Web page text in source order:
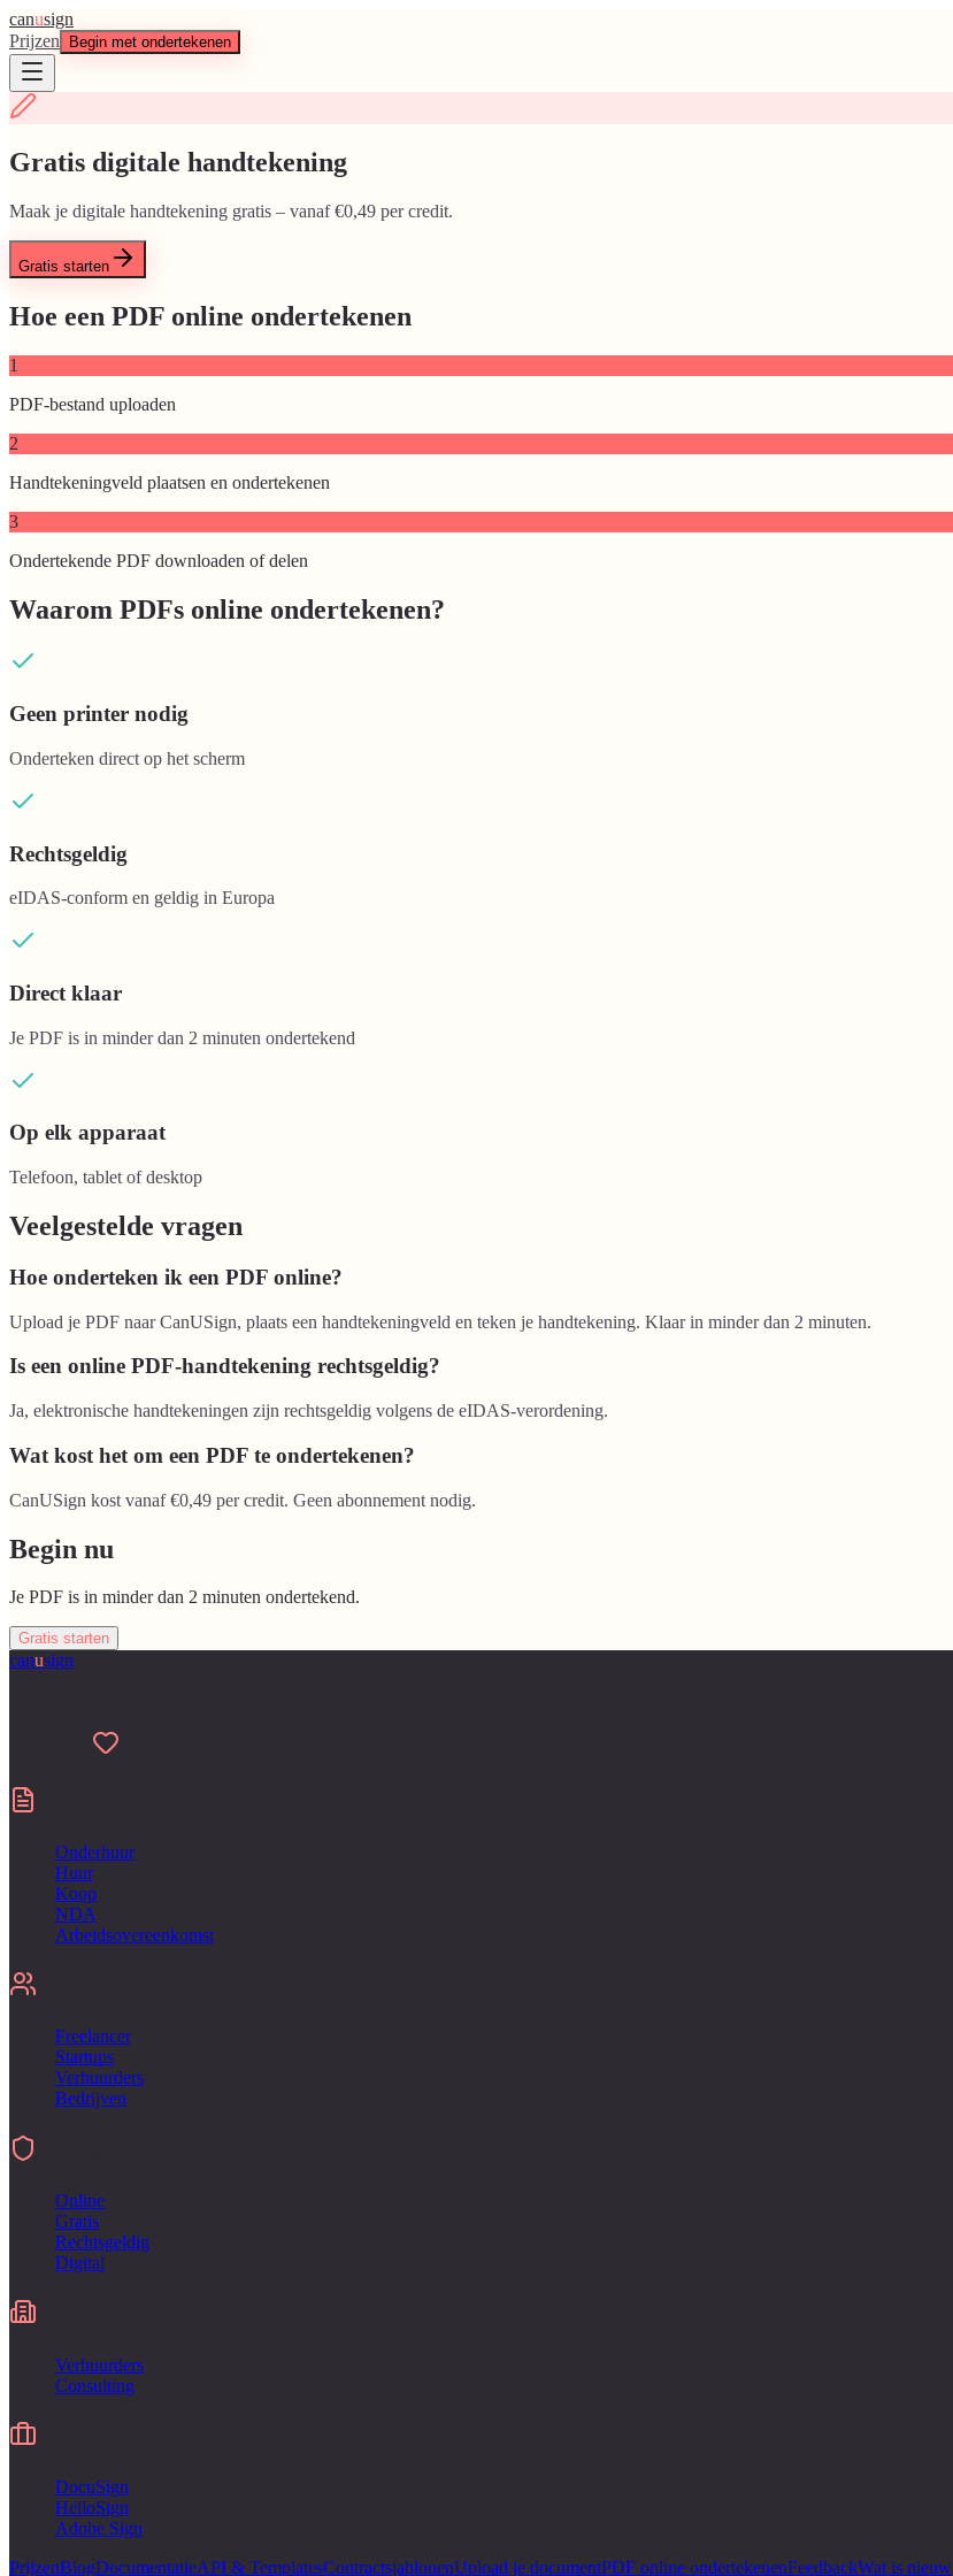
canusign
Prijzen
Begin met ondertekenen
Gratis digitale handtekening
Maak je digitale handtekening gratis – vanaf €0,49 per credit.
Gratis starten
Hoe een PDF online ondertekenen
1
PDF-bestand uploaden
2
Handtekeningveld plaatsen en ondertekenen
3
Ondertekende PDF downloaden of delen
Waarom PDFs online ondertekenen?
Geen printer nodig
Onderteken direct op het scherm
Rechtsgeldig
eIDAS-conform en geldig in Europa
Direct klaar
Je PDF is in minder dan 2 minuten ondertekend
Op elk apparaat
Telefoon, tablet of desktop
Veelgestelde vragen
Hoe onderteken ik een PDF online?
Upload je PDF naar CanUSign, plaats een handtekeningveld en teken je handtekening. Klaar in minder dan 2 minuten.
Is een online PDF-handtekening rechtsgeldig?
Ja, elektronische handtekeningen zijn rechtsgeldig volgens de eIDAS-verordening.
Wat kost het om een PDF te ondertekenen?
CanUSign kost vanaf €0,49 per credit. Geen abonnement nodig.
Begin nu
Je PDF is in minder dan 2 minuten ondertekend.
Gratis starten
canusign
Onderhuur
Huur
Koop
NDA
Arbeidsovereenkomst
Freelancer
Startups
Verhuurders
Bedrijven
Online
Gratis
Rechtsgeldig
Digital
Verhuurders
Consulting
DocuSign
HelloSign
Adobe Sign
PrijzenBlogDocumentatieAPI & TemplatesContractsjablonenUpload je documentPDF online ondertekenenFeedbackWat is nieuw